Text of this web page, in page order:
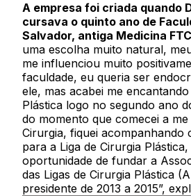
A empresa foi criada quando
cursava o quinto ano de
Salvador, antiga Medicina
uma escolha muito natural,
me influenciou muito
faculdade, eu queria ser
ele, mas acabei me
Plástica logo no segundo ano
do momento que comecei a
Cirurgia, fiquei acompanhando
para a Liga de Cirurgia
oportunidade de fundar a
das Ligas de Cirurgia Plástica
presidente de 2013 a 2015”,